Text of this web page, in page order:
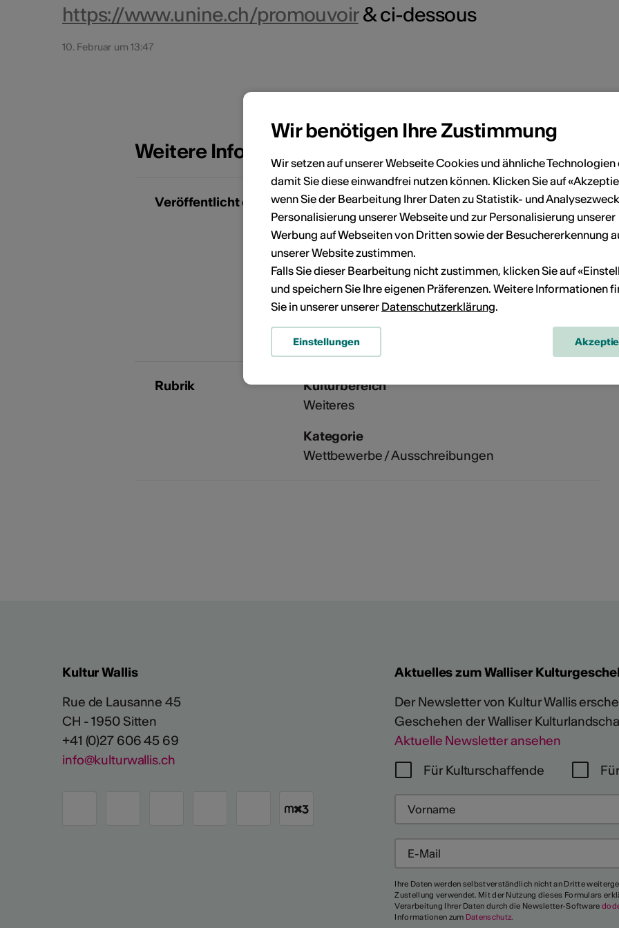
https://www.unine.ch/promouvoir& ci-dessous
10. Februar um 13:47
Weitere Informationen
Veröffentlicht durch
Kultur Wallis News
Rue de Lausanne 45
1950 Sion
Telefon + 41 (0)27 606 45 69
E-Mail
Webseite
Rubrik
Kulturbereich
Weiteres
Kategorie
Wettbewerbe / Ausschreibungen
Kultur Wallis
Rue de Lausanne 45
CH - 1950 Sitten
+41 (0)27 606 45 69
info@kulturwallis.ch
Aktuelles zum Walliser
Der Newsletter von Kultur Wallis
Geschehen der Walliser
Aktuelle Newsletter ansehen
Für Kulturschaffende
Ihre Daten werden selbstverständlich nicht an Dritte
Zustellung verwendet. Mit der Nutzung dieses Formulars
Verarbeitung Ihrer Daten durch die Newsletter-Software
Informationen zum Datenschutz.
Wir benötigen Ihre Zustimmung
Wir setzen auf unserer Webseite Cookies und ähnliche Technologien
damit Sie diese einwandfrei nutzen können. Klicken Sie auf
wenn Sie der Bearbeitung Ihrer Daten zu Statistik- und
Personalisierung unserer Webseite und zur Personalisierung unserer
Werbung auf Webseiten von Dritten sowie der Besuchererkennung
unserer Website zustimmen.
Falls Sie dieser Bearbeitung nicht zustimmen, klicken Sie auf
und speichern Sie Ihre eigenen Präferenzen. Weitere Informationen
Sie in unserer unserer Datenschutzerklärung.
Einstellungen